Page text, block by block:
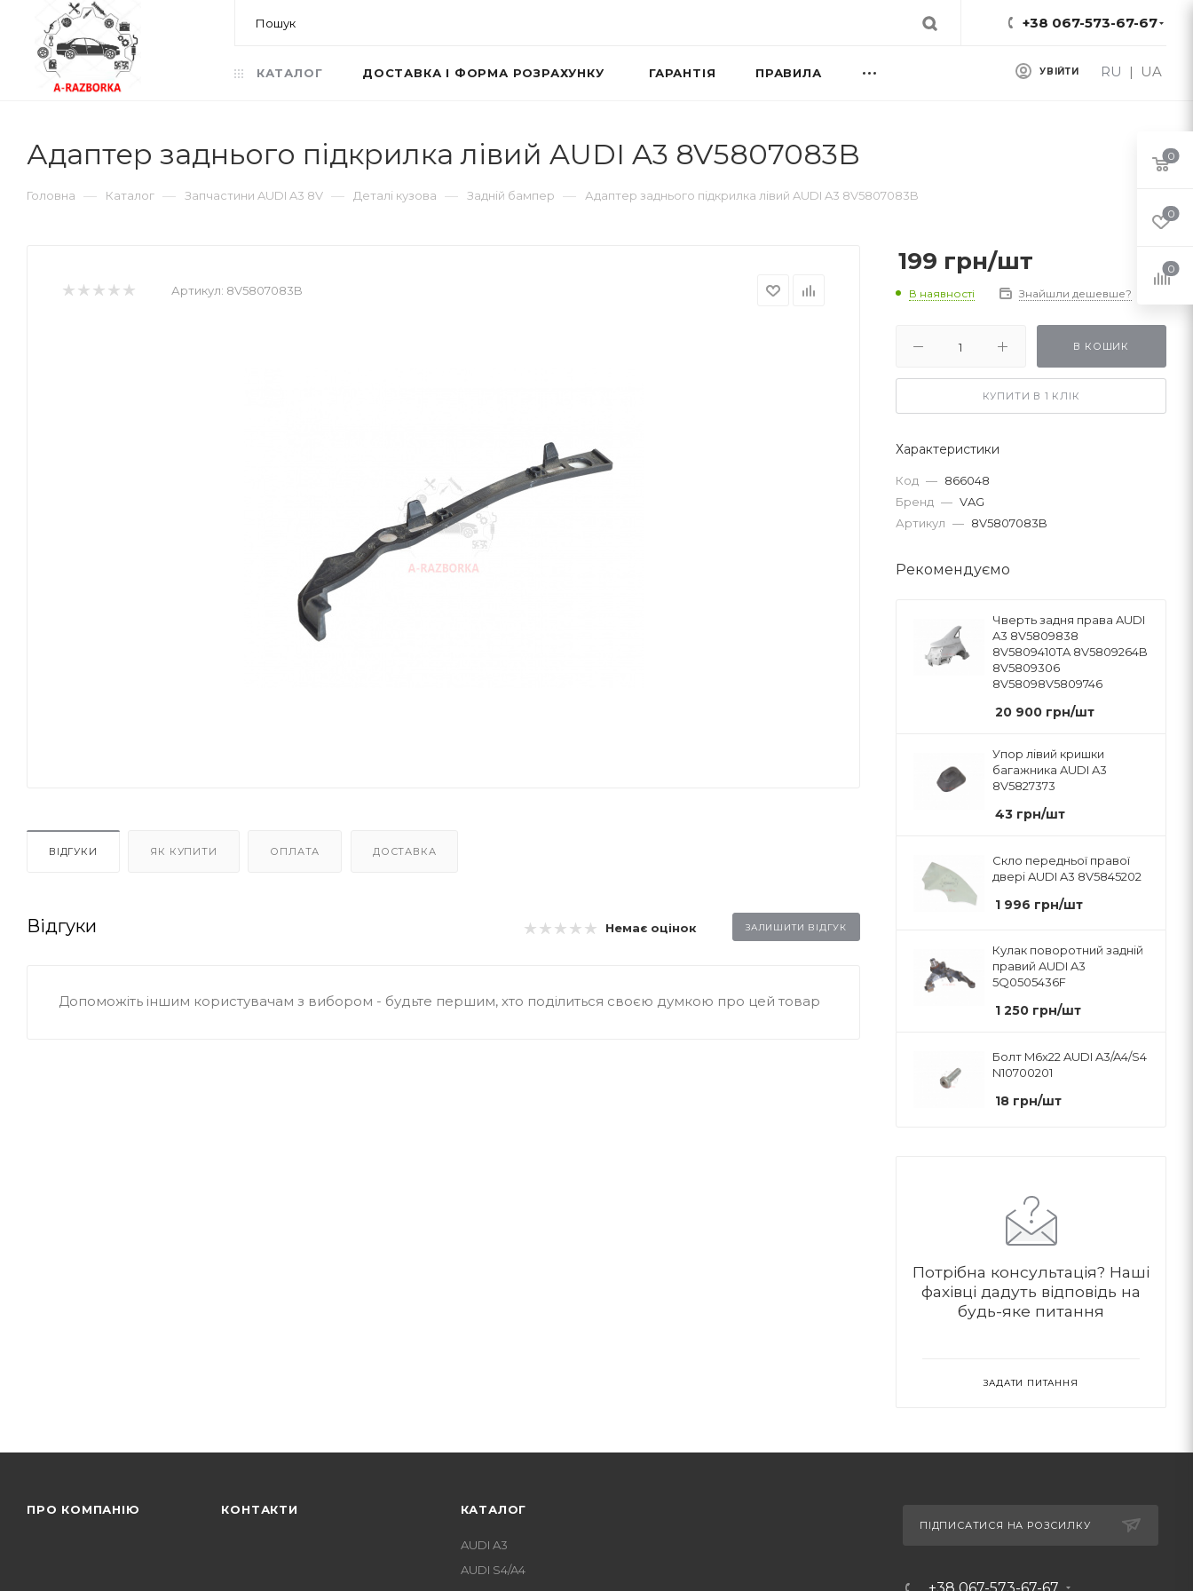
+38 067-573-67-67
RU | UA
УВІЙТИ
КАТАЛОГ ДОСТАВКА І ФОРМА РОЗРАХУНКУ ГАРАНТІЯ ПРАВИЛА
Адаптер заднього підкрилка лівий AUDI A3 8V5807083B
Головна — Каталог — Запчастини AUDI A3 8V — Деталі кузова — Задній бампер — Адаптер заднього підкрилка лівий AUDI A3 8V5807083B
Артикул: 8V5807083B
ВІДГУКИ ЯК КУПИТИ ОПЛАТА ДОСТАВКА
Відгуки Немає оцінок ЗАЛИШИТИ ВІДГУК
Допоможіть іншим користувачам з вибором - будьте першим, хто поділиться своєю думкою про цей товар
199 грн/шт
В наявності Знайшли дешевше?
В КОШИК
КУПИТИ В 1 КЛІК
Характеристики
Код — 866048
Бренд — VAG
Артикул — 8V5807083B
Рекомендуємо
Чверть задня права AUDI
A3 8V5809838
8V5809410TA 8V5809264B
8V5809306
8V58098V5809746
20 900 грн/шт
Упор лівий кришки
багажника AUDI A3
8V5827373
43 грн/шт
Скло передньої правої
двері AUDI A3 8V5845202
1 996 грн/шт
Кулак поворотний задній
правий AUDI A3
5Q0505436F
1 250 грн/шт
Болт M6x22 AUDI A3/A4/S4
N10700201
18 грн/шт
Потрібна консультація? Наші
фахівці дадуть відповідь на
будь-яке питання
ЗАДАТИ ПИТАННЯ
ПРО КОМПАНІЮ КОНТАКТИ КАТАЛОГ
AUDI A3
AUDI S4/A4
ПІДПИСАТИСЯ НА РОЗСИЛКУ
0
0
0